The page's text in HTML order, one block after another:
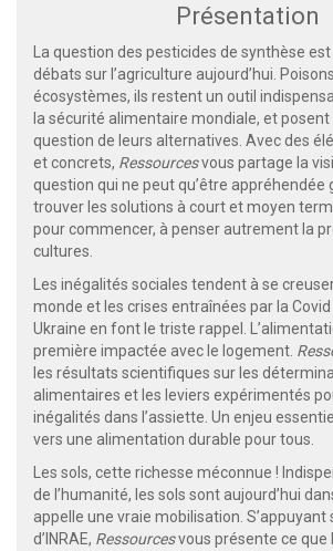
Présentation
La question des pesticides de synthèse
débats sur l’agriculture aujourd’hui.
écosystèmes, ils restent un outil
la sécurité alimentaire mondiale, et
question de leurs alternatives. Avec des
et concrets, Ressourcesvous partage la
question qui ne peut qu’être
trouver les solutions à court et moyen
pour commencer, à penser autrement la
cultures.
Les inégalités sociales tendent à se
monde et les crises entraînées par la
Ukraine en font le triste rappel.
première impactée avec le logement.
les résultats scientifiques sur les
alimentaires et les leviers expérimentés
inégalités dans l’assiette. Un enjeu
vers une alimentation durable pour tous.
Les sols, cette richesse méconnue !
de l’humanité, les sols sont aujourd’hui
appelle une vraie mobilisation. S’appuyant
d’INRAE, Ressourcesvous présente ce que